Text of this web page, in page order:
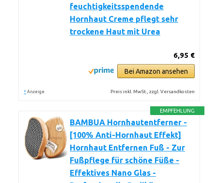
feuchtigkeitsspendende
Hornhaut Creme pflegt sehr
trockene Haut mit Urea
6,95 €
Bei Amazon ansehen
* Anzeige Preis inkl. MwSt., zzgl. Versandkosten
EMPFEHLUNG
BAMBUA Hornhautentferner -
[100% Anti-Hornhaut Effekt]
Hornhaut Entfernen Fuß - Zur
Fußpflege für schöne Füße -
Effektives Nano Glas -